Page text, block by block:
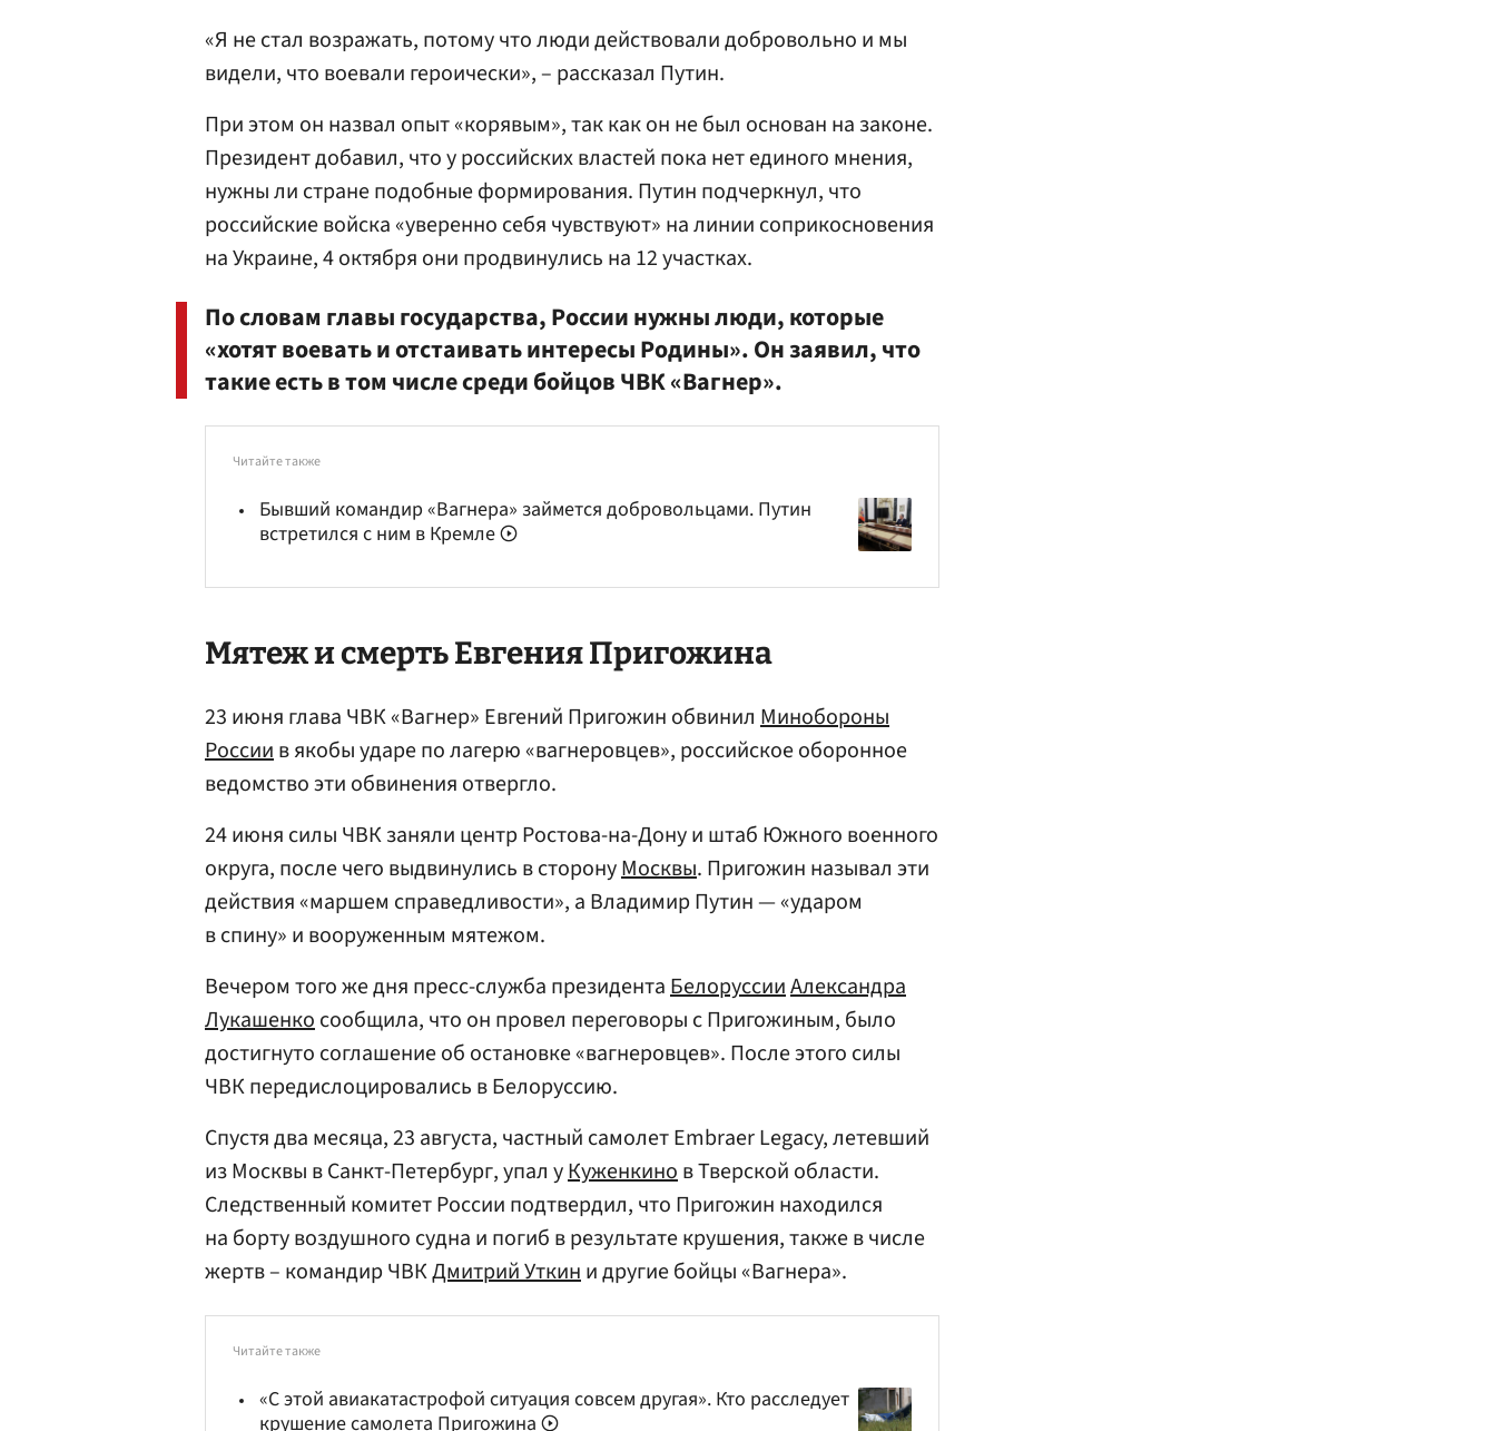
«Я не стал возражать, потому что люди действовали добровольно и мы
видели, что воевали героически», – рассказал Путин.
При этом он назвал опыт «корявым», так как он не был основан на законе.
Президент добавил, что у российских властей пока нет единого мнения,
нужны ли стране подобные формирования. Путин подчеркнул, что
российские войска «уверенно себя чувствуют» на линии соприкосновения
на Украине, 4 октября они продвинулись на 12 участках.
По словам главы государства, России нужны люди, которые
«хотят воевать и отстаивать интересы Родины». Он заявил, что
такие есть в том числе среди бойцов ЧВК «Вагнер».
Читайте также
Бывший командир «Вагнера» займется добровольцами. Путин
встретился с ним в Кремле
Мятеж и смерть Евгения Пригожина
23 июня глава ЧВК «Вагнер» Евгений Пригожин обвинил Минобороны
Россиив якобы ударе по лагерю «вагнеровцев», российское оборонное
ведомство эти обвинения отвергло.
24 июня силы ЧВК заняли центр Ростова-на-Дону и штаб Южного военного
округа, после чего выдвинулись в сторонуМосквы. Пригожин называл эти
действия «маршем справедливости», а Владимир Путин — «ударом
в спину» и вооруженным мятежом.
Вечером того же дня пресс-служба президентаБелоруссииАлександра
Лукашенкосообщила, что он провел переговоры с Пригожиным, было
достигнуто соглашение об остановке «вагнеровцев». После этого силы
ЧВК передислоцировались в Белоруссию.
Спустя два месяца, 23 августа, частный самолет Embraer Legacy, летевший
из Москвы в Санкт-Петербург, упал уКуженкинов Тверской области.
Следственный комитет России подтвердил, что Пригожин находился
на борту воздушного судна и погиб в результате крушения, также в числе
жертв – командир ЧВКДмитрий Уткини другие бойцы «Вагнера».
Читайте также
«С этой авиакатастрофой ситуация совсем другая». Кто расследует
крушение самолета Пригожина